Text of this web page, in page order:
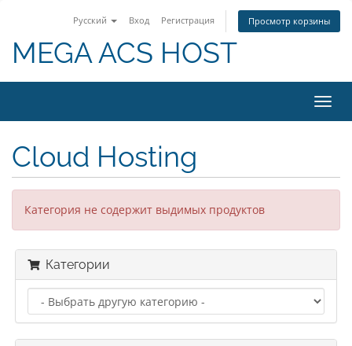
Русский Вход Регистрация Просмотр корзины
MEGA ACS HOST
Cloud Hosting
Категория не содержит выдимых продуктов
Категории